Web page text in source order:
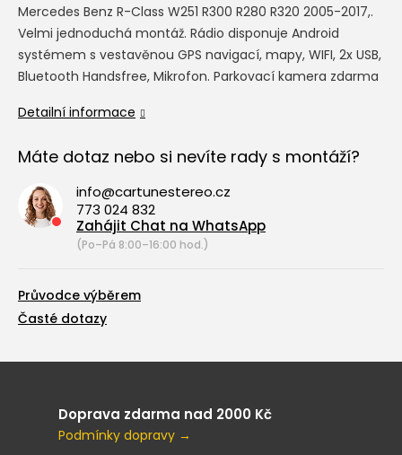
Mercedes Benz R-Class W251 R300 R280 R320 2005-2017,.
Velmi jednoduchá montáž. Rádio disponuje Android
systémem s vestavěnou GPS navigací, mapy, WIFI, 2x USB,
Bluetooth Handsfree, Mikrofon. Parkovací kamera zdarma
Detailní informace
Máte dotaz nebo si nevíte rady s montáží?
info@cartunestereo.cz
773 024 832
Zahájit Chat na WhatsApp
(Po–Pá 8:00–16:00 hod.)
Průvodce výběrem
Časté dotazy
Doprava zdarma nad 2000 Kč
Podmínky dopravy →